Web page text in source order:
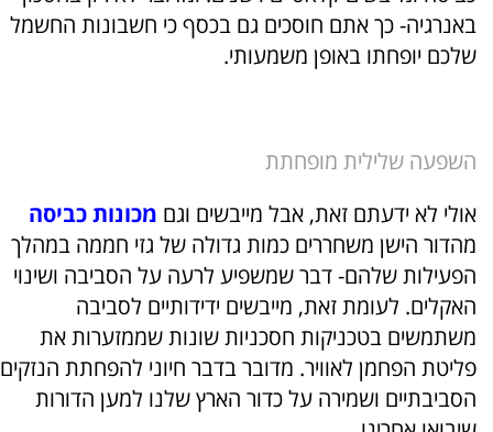
באנרגיה- כך אתם חוסכים גם בכסף כי חשבונות החשמל
שלכם יופחתו באופן משמעותי.
השפעה שלילית מופחתת
אולי לא ידעתם זאת, אבל מייבשים וגם מכונות כביסה
מהדור הישן משחררים כמות גדולה של גזי חממה במהלך
הפעילות שלהם- דבר שמשפיע לרעה על הסביבה ושינוי
האקלים. לעומת זאת, מייבשים ידידותיים לסביבה
משתמשים בטכניקות חסכניות שונות שממזערות את
פליטת הפחמן לאוויר. מדובר בדבר חיוני להפחתת הנזקים
הסביבתיים ושמירה על כדור הארץ שלנו למען הדורות